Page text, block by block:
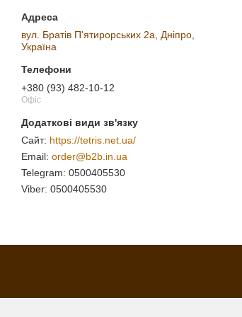
вул. Братів П'ятирорських 2а, Дніпро,
Україна
+380 (93) 482-10-12
Офіс
https://tetris.net.ua/
order@b2b.in.ua
0500405530
0500405530